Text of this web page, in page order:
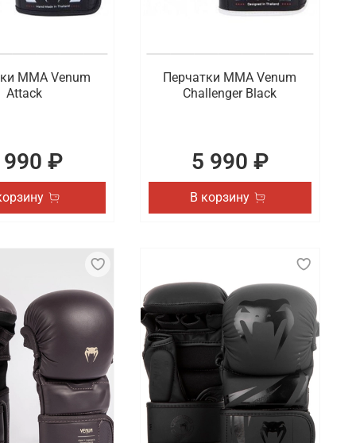
доступна экипировка, предназначенная
Осколу.
ММА Venum
Attack
990 ₽
Перчатки ММА Venum
Challenger Black
5 990 ₽
В корзину